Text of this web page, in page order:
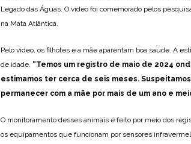
Legado das Águas. O vídeo foi comemorado pelos
na Mata Atlântica.
Pelo vídeo, os filhotes e a mãe aparentam boa saúde. A
de idade. “Temos um registro de maio de 2024
estimamos ter cerca de seis meses.
permanecer com a mãe por mais de um ano e
O monitoramento desses animais é feito por meio dos
os equipamentos que funcionam por sensores